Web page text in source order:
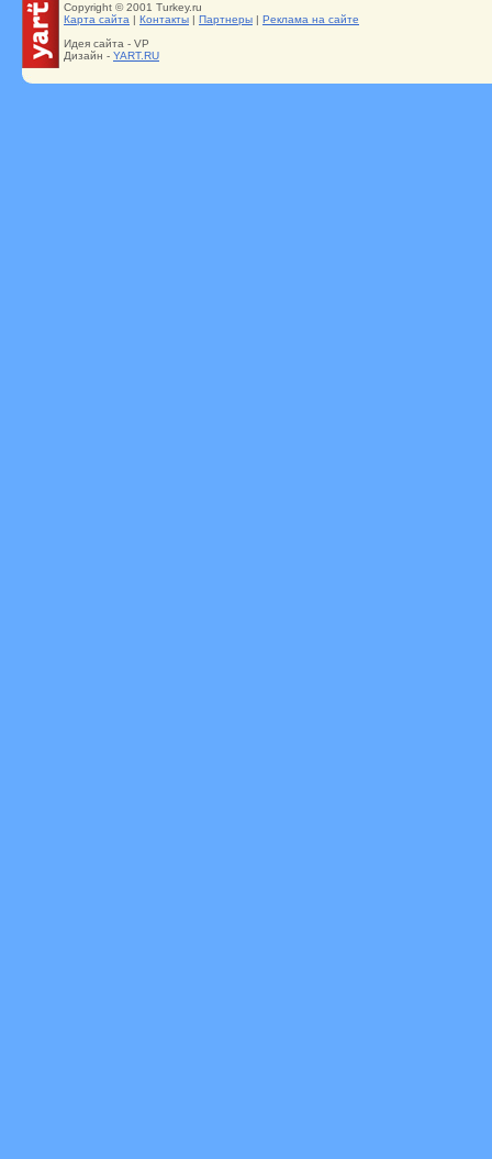
Copyright © 2001 Turkey.ru
Карта сайта | Контакты | Партнеры | Реклама на сайте
Идея сайта - VP
Дизайн - YART.RU